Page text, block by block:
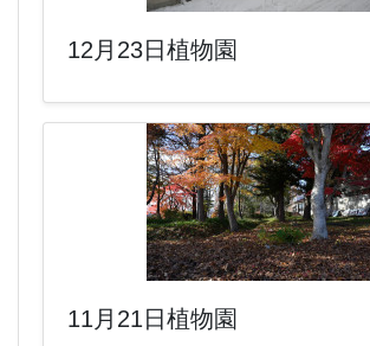
12月23日植物園
11月21日植物園